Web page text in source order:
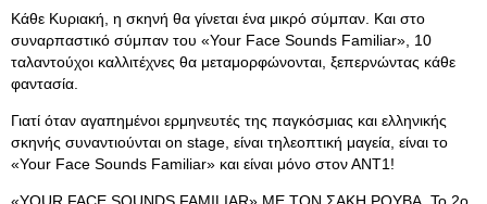
Κάθε Κυριακή, η σκηνή θα γίνεται ένα μικρό σύμπαν. Και στο
συναρπαστικό σύμπαν του «Your Face Sounds Familiar», 10
ταλαντούχοι καλλιτέχνες θα μεταμορφώνονται, ξεπερνώντας κάθε
φαντασία.
Γιατί όταν αγαπημένοι ερμηνευτές της παγκόσμιας και ελληνικής
σκηνής συναντιούνται on stage, είναι τηλεοπτική μαγεία, είναι το
«Your Face Sounds Familiar» και είναι μόνο στον ΑΝΤ1!